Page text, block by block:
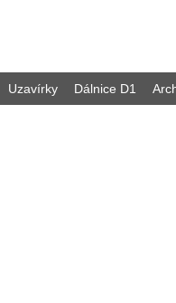
Uzavírky Dálnice D1